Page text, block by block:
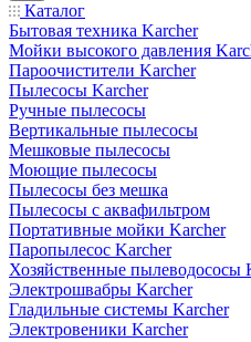
Каталог
Бытовая техника Karcher
Мойки высокого давления
Пароочистители Karcher
Пылесосы Karcher
Ручные пылесосы
Вертикальные пылесосы
Мешковые пылесосы
Моющие пылесосы
Пылесосы без мешка
Пылесосы с аквафильтром
Портативные мойки Karcher
Паропылесос Karcher
Хозяйственные пылеводососы
Электрошвабры Karcher
Гладильные системы Karcher
Электровеники Karcher